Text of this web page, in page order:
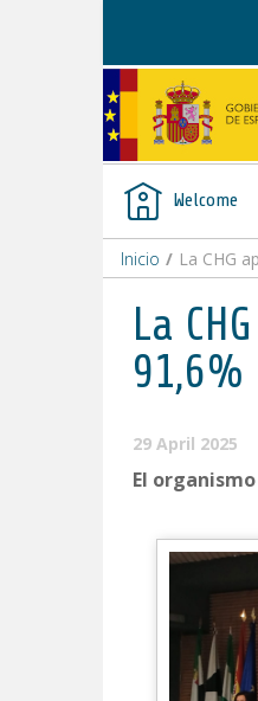
Welcome
Inicio / La CHG
La
29 April 2025
El